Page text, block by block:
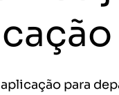
para